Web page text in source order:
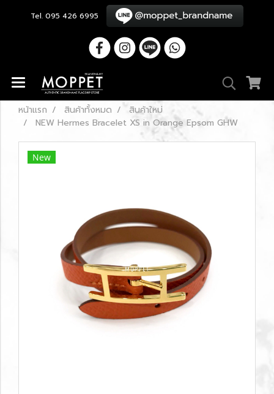
Tel. 095 426 6995
หน้าแรก สินค้าทั้งหมด
สินค้าใหม่
NEW Hermes Bracelet XS in Orange Epsom GHW
New